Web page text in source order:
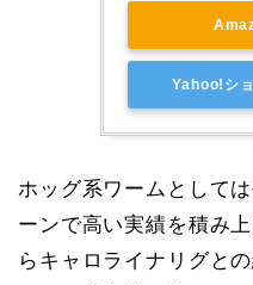
Yahoo!シ
ホッグ系ワームとして
ーンで高い実績を積み
らキャロライナリグと